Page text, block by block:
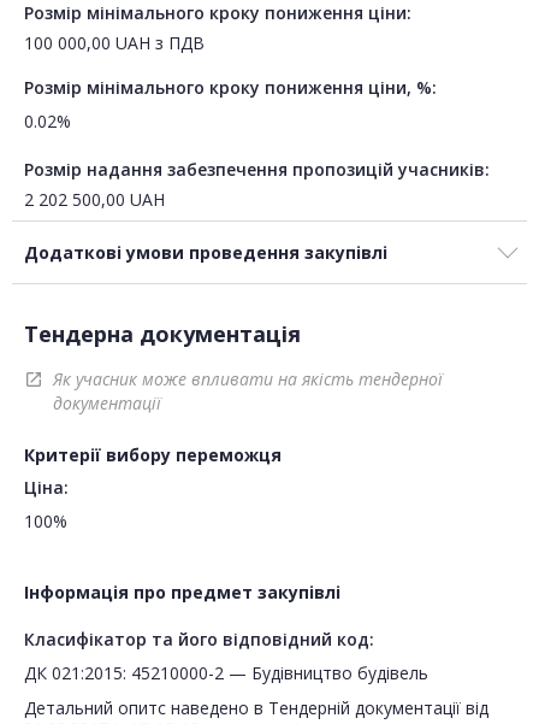
Розмір мінімального кроку пониження ціни:
100 000,00 UAH з ПДВ
Розмір мінімального кроку пониження ціни, %:
0.02%
Розмір надання забезпечення пропозицій учасників:
2 202 500,00 UAH
Додаткові умови проведення закупівлі
Тендерна документація
open_in_new
Як учасник може впливати на якість тендерної
документації
Критерії вибору переможця
Ціна:
100%
Інформація про предмет закупівлі
Класифікатор та його відповідний код:
ДК 021:2015: 45210000-2 — Будівництво будівель
Детальний опитс наведено в Тендерній документації від